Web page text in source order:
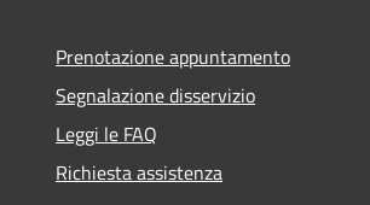
Prenotazione appuntamento
Segnalazione disservizio
Leggi le FAQ
Richiesta assistenza